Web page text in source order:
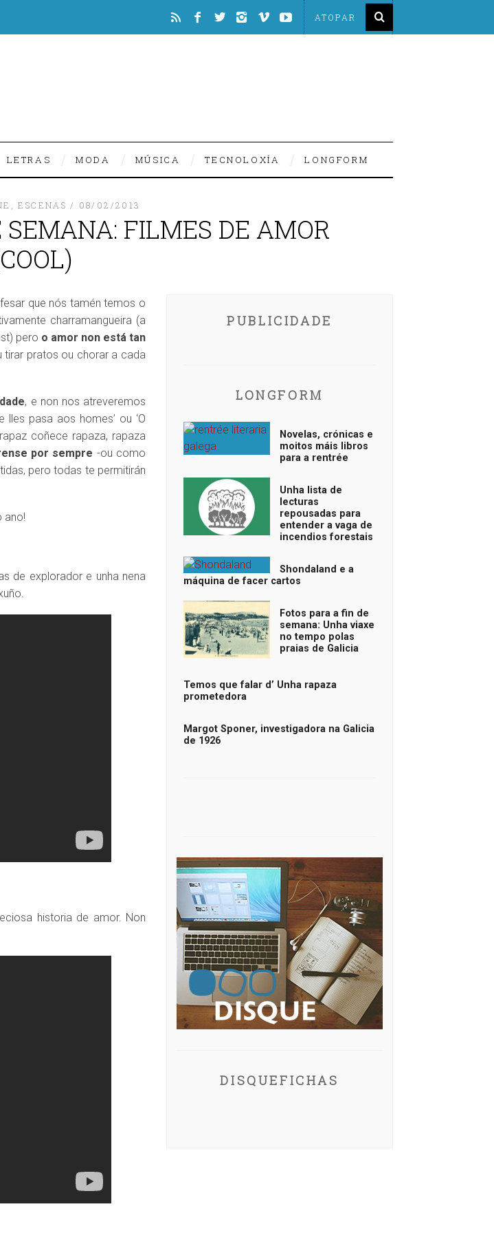
LETRAS MODA MÚSICA TECNOLOXÍA LONGFORM
,ESCENAS 08/02/2013
FILMES DE AMOR
que nós tamén temos o
charramangueira (a
pero o amor non está tan
tirar pratos ou chorar a cada
, e non nos atreveremos
pasa aos homes’ ou ‘O
coñece rapaza, rapaza
por sempre -ou como
pero todas te permitirán
ano!
de explorador e unha nena
historia de amor. Non
PUBLICIDADE
LONGFORM
Novelas, crónicas e
moitos máis libros
para a rentrée
Unha lista de
lecturas
repousadas para
entender a vaga de
incendios forestais
Shondaland e a
máquina de facer cartos
Fotos para a fin de
semana: Unha viaxe
no tempo polas
praias de Galicia
Temos que falar d’ Unha rapaza
prometedora
Margot Sponer, investigadora na Galicia
de 1926
DISQUEFICHAS